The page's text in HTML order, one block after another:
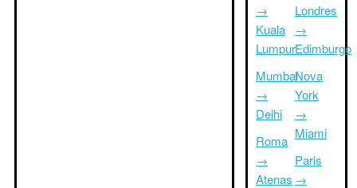
→
Kuala
Lumpur
Mumbai
→
Delhi
Roma
→
Atenas
Londres
→
Edimburgo
Nova
York
→
Miami
Paris
→